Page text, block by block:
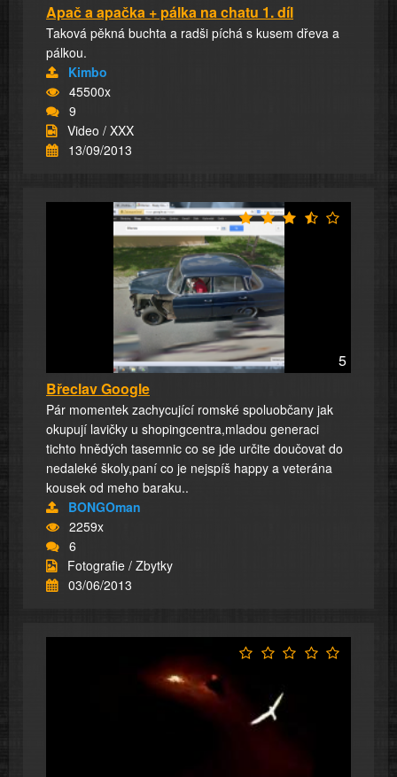
Apač a apačka + pálka na chatu 1. díl
Taková pěkná buchta a radši píchá s kusem dřeva a
pálkou.
Kimbo
45500x
9
Video / XXX
13/09/2013
5
Břeclav Google
Pár momentek zachycující romské spoluobčany jak
okupují lavičky u shopingcentra,mladou generaci
tichto hnědých tasemnic co se jde určite doučovat do
nedaleké školy,paní co je nejspíš happy a veterána
kousek od meho baraku..
BONGOman
2259x
6
Fotografie / Zbytky
03/06/2013